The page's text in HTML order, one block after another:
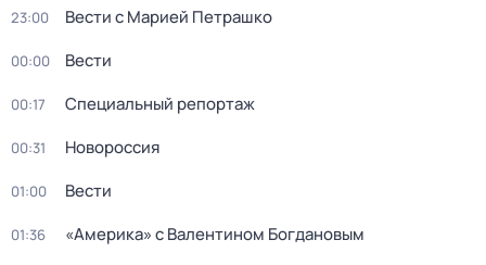
23:00 Вести с Марией Петрашко
00:00 Вести
00:17 Специальный репортаж
00:31 Новороссия
01:00 Вести
01:36 «Америка» с Валентином Богдановым